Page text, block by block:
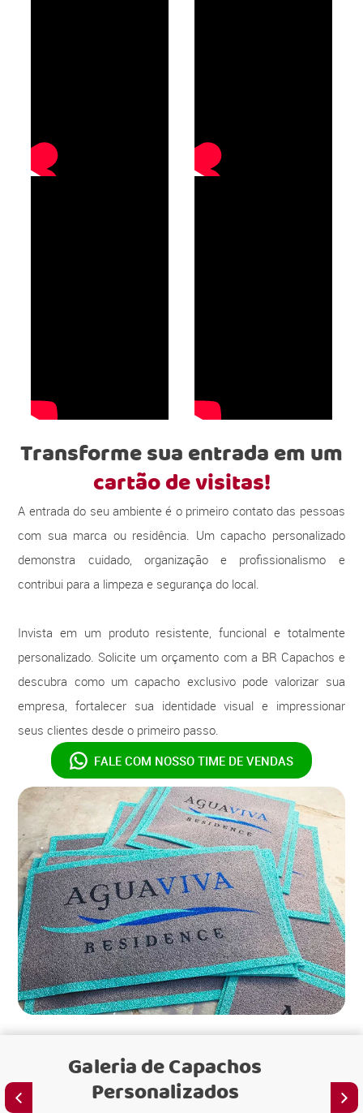
Transforme sua entrada em um
cartão de visitas!
A entrada do seu ambiente é o primeiro contato das pessoas
com sua marca ou residência. Um capacho personalizado
demonstra cuidado, organização e profissionalismo e
contribui para a limpeza e segurança do local.
Invista em um produto resistente, funcional e totalmente
personalizado. Solicite um orçamento com a BR Capachos e
descubra como um capacho exclusivo pode valorizar sua
empresa, fortalecer sua identidade visual e impressionar
seus clientes desde o primeiro passo.
FALE COM NOSSO TIME DE VENDAS
Galeria deCapachos
Personalizados